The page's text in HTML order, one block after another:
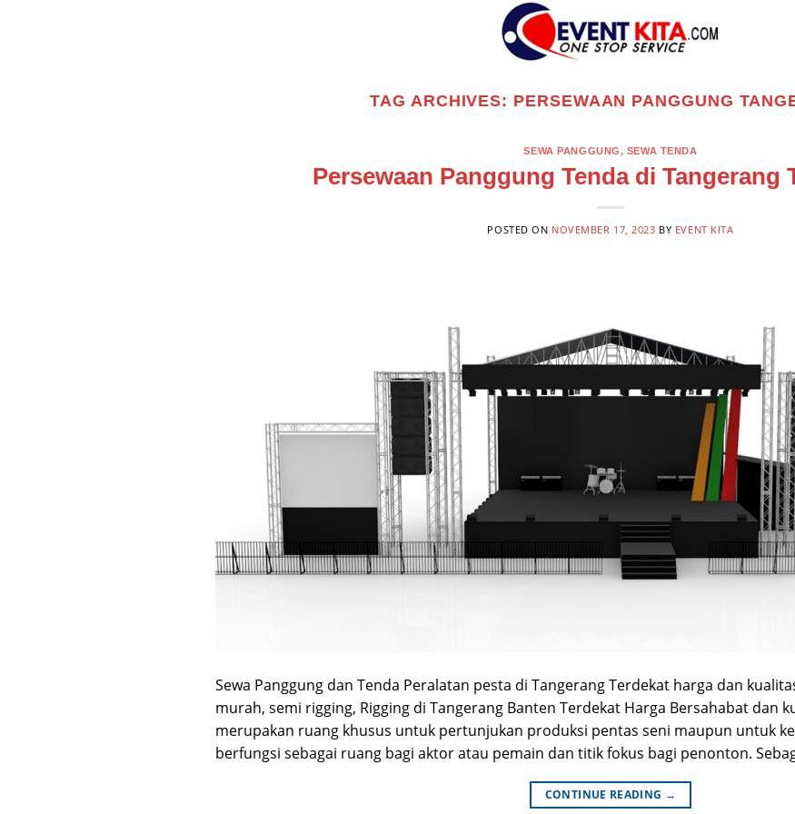
TAG ARCHIVES: PERSEWAAN PANGGUNG
SEWA PANGGUNG, SEWA TENDA
Persewaan Panggung Tenda di Tangerang
POSTED ON NOVEMBER 17, 2023 BY EVENT KITA
Sewa Panggung dan Tenda Peralatan pesta di Tangerang Terdekat harga dan
murah, semi rigging, Rigging di Tangerang Banten Terdekat Harga Bersahabat dan
merupakan ruang khusus untuk pertunjukan produksi pentas seni maupun untuk
berfungsi sebagai ruang bagi aktor atau pemain dan titik fokus bagi penonton.
CONTINUE READING →